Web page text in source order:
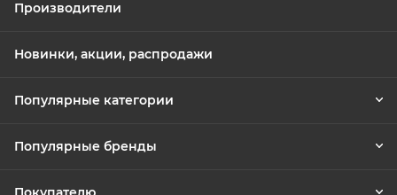
Производители
Новинки, акции, распродажи
Популярные категории
Популярные бренды